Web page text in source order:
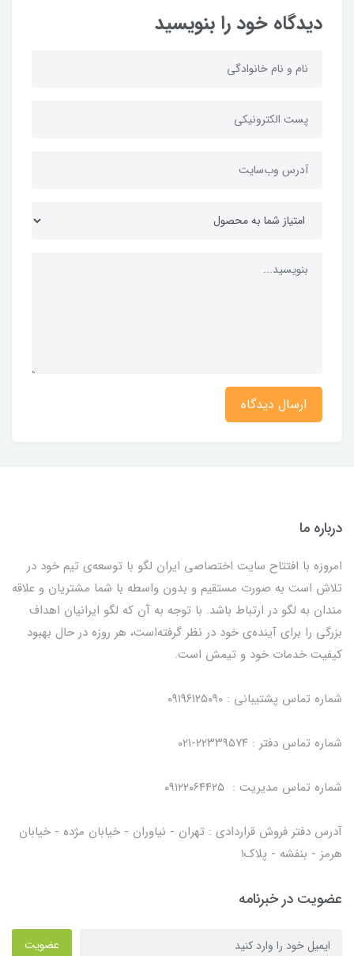
دیدگاه خود را بنویسید
ارسال دیدگاه
درباره ما
امروزه با افتتاح سایت اختصاصی ایران لگو با توسعه‌ی تیم خود در
تلاش است به صورت مستقیم و بدون واسطه با شما مشتریان و علاقه
مندان به لگو در ارتباط باشد. با توجه به آن که لگو ایرانیان اهداف
بزرگی را برای آینده‌ی خود در نظر گرفته‌است، هر روزه در حال بهبود
کیفیت خدمات خود و تیمش است.
شماره تماس پشتیبانی : ۰۹۱۹۶۱۲۵۰۹۰
شماره تماس دفتر : ۲۲۳۳۹۵۷۴-۰۲۱
شماره تماس مدیریت : ۰۹۱۲۲۰۶۴۴۲۵
آدرس دفتر فروش قراردادی : تهران - نیاوران - خیابان مژده - خیابان
هرمز - بنفشه - پلاک۱
عضویت در خبرنامه
عضویت